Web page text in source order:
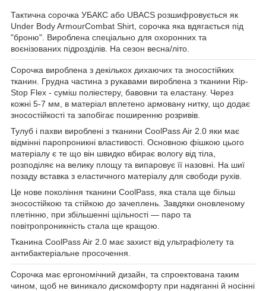
Тактична сорочка УБАКС або UBACS розшифровується як
Under Body ArmourCombat Shirt, сорочка яка вдягається під
"броню". Вироблена спеціально для охоронних та
воєнізованих підрозділів. На сезон весна/літо.
Сорочка вироблена з декількох дихаючих та зносостійких
тканин. Грудна частина з рукавами вироблена з тканини Rip-
Stop Flex - суміш поліестеру, бавовни та еластану. Через
кожні 5-7 мм, в матеріал вплетено армовану нитку, що додає
зносостійкості та запобігає поширенню розривів.
Тулуб і пахви вироблені з тканини CoolPass Air 2.0 яки має
відмінні паропроникні властивості. Основною фішкою цього
матеріалу є те що він швидко вбирає вологу від тіла,
розподіляє на велику площу та випаровує її назовні. На шиї
позаду вставка з еластичного матеріалу для свободи рухів.
Це нове покоління тканини CoolPass, яка стала ще більш
зносостійкою та стійкою до зачеплень. Завдяки оновленому
плетінню, при збільшенні щільності — паро та
повітропроникність стала ще кращою.
Тканина CoolPass Air 2.0 має захист від ультрафіолету та
антибактеріальне просочення.
Сорочка має ергономічний дизайн, та спроектована таким
чином, щоб не виникало дискомфорту при надяганні й носінні